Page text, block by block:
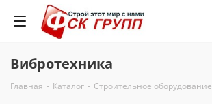
Вибротехника
Главная - Каталог - Строительное оборудование